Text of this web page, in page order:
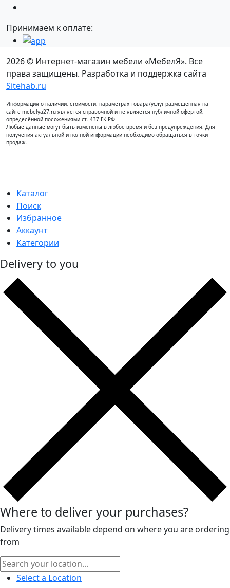
Принимаем к оплате:
2026 © Интернет-магазин мебели «МебелЯ». Все
права защищены. Разработка и поддержка сайта
Sitehab.ru
Информация о наличии, стоимости, параметрах товара/услуг размещённая на
сайте mebelya27.ru является справочной и не является публичной офертой,
определённой положениями ст. 437 ГК РФ.
Любые данные могут быть изменены в любое время и без предупреждения. Для
получения актуальной и полной информации необходимо обращаться в точки
продаж.
Каталог
Поиск
Избранное
Аккаунт
Категории
Delivery to you
Where to deliver your purchases?
Delivery times available depend on where you are ordering
from
Select a Location